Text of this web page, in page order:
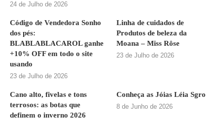
24 de Julho de 2026
Código de Vendedora Sonho
dos pés:
BLABLABLACAROL ganhe
+10% OFF em todo o site
usando
23 de Julho de 2026
Linha de cuidados de
Produtos de beleza da
Moana – Miss Rôse
23 de Julho de 2026
Cano alto, fivelas e tons
terrosos: as botas que
definem o inverno 2026
Conheça as Jóias Léia Sgro
8 de Junho de 2026